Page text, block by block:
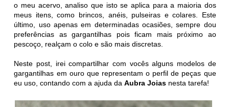
o meu acervo, analiso que isto se aplica para a maioria dos
meus itens, como brincos, anéis, pulseiras e colares. Este
último, uso apenas em determinadas ocasiões, sempre dou
preferências as gargantilhas pois ficam mais próximo ao
pescoço, realçam o colo e são mais discretas.
Neste post, irei compartilhar com vocês alguns modelos de
gargantilhas em ouro que representam o perfil de peças que
eu uso, contando com a ajuda daAubra Joias nesta tarefa!